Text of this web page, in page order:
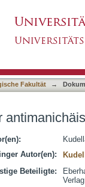
Fakultät →
Autor(en):
Beteiligte: